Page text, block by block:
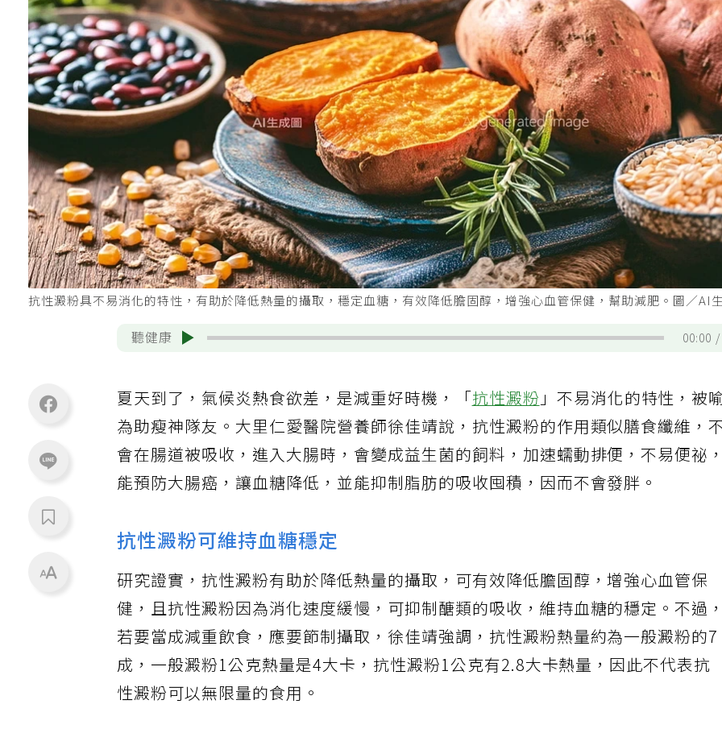
抗性澱粉具不易消化的特性，有助於降低熱量的攝取，穩定血糖，有效降低膽固醇，增強心血管保健，幫助減肥。圖／AI
聽健康 00:00
夏天到了，氣候炎熱食欲差，是減重好時機，「抗性澱粉」不易消化的特性，被
為助瘦神隊友。大里仁愛醫院營養師徐佳靖說，抗性澱粉的作用類似膳食纖維，
會在腸道被吸收，進入大腸時，會變成益生菌的飼料，加速蠕動排便，不易便祕，
能預防大腸癌，讓血糖降低，並能抑制脂肪的吸收囤積，因而不會發胖。
抗性澱粉可維持血糖穩定
研究證實，抗性澱粉有助於降低熱量的攝取，可有效降低膽固醇，增強心血管保
健，且抗性澱粉因為消化速度緩慢，可抑制醣類的吸收，維持血糖的穩定。不過，
若要當成減重飲食，應要節制攝取，徐佳靖強調，抗性澱粉熱量約為一般澱粉的7
成，一般澱粉1公克熱量是4大卡，抗性澱粉1公克有2.8大卡熱量，因此不代表抗
性澱粉可以無限量的食用。